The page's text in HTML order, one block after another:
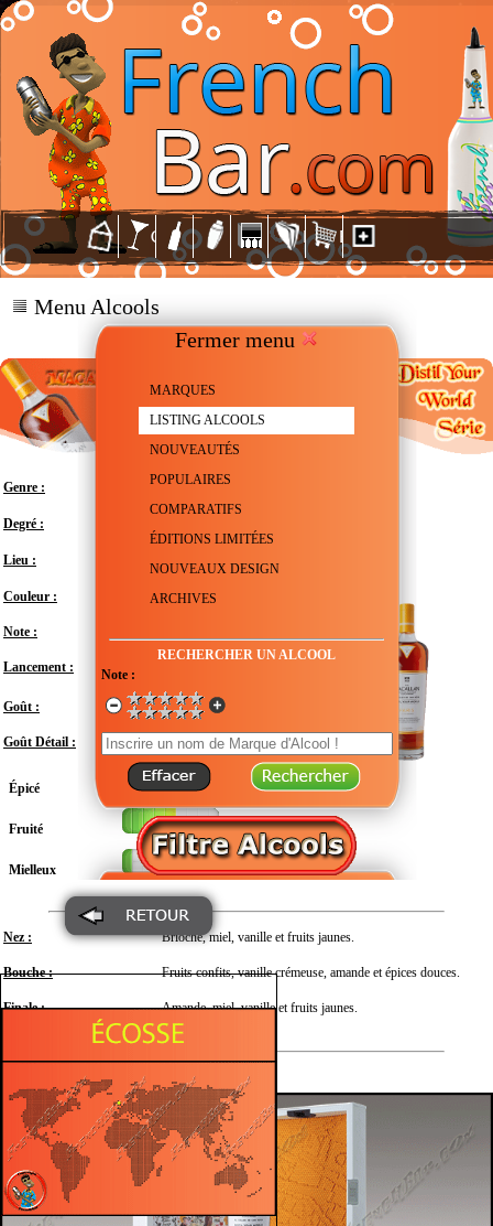
Fermer menu
MARQUES
LISTING ALCOOLS
NOUVEAUTÉS
POPULAIRES
COMPARATIFS
ÉDITIONS LIMITÉES
NOUVEAUX DESIGN
ARCHIVES
RECHERCHER UN ALCOOL
Note :
Menu Alcools
Genre : Scotch Whisky - Single malt
Degré :
Lieu :
Craigellachie
Couleur :
Note :
Lancement :
Goût : Modéré
Goût Détail :
Épicé
Fruité
Mielleux
Nez : Brioche, miel, vanille et fruits jaunes.
Bouche : Fruits confits, vanille crémeuse, amande et épices douces.
Finale : Amande, miel, vanille et fruits jaunes.